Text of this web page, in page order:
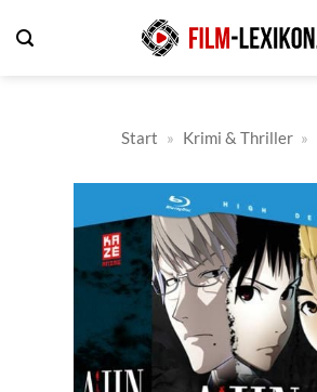
Inhalt
Start » Krimi & Thriller »